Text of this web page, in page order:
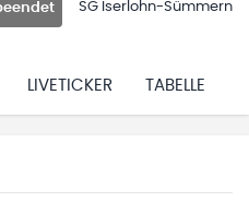
SG Iserlohn-Sümmern
LIVETICKER TABELLE